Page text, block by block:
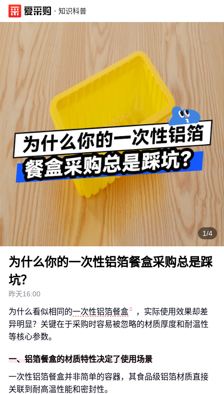
· 知识科普
1/4
为什么你的一次性铝箔餐盒采购总是踩
坑？
昨天16:00
为什么看似相同的一次性铝箔餐盒
，实际使用效果却差
异明显？关键在于采购时容易被忽略的材质厚度和耐温性
等核心参数。
一、铝箔餐盒的材质特性决定了使用场景
一次性铝箔餐盒并非简单的容器，其食品级铝箔材质直接
关联到耐高温性能和密封性。